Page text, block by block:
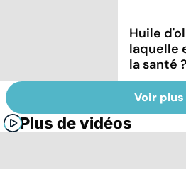
Huile
laquelle
la santé ?
Voir plus
Plus de vidéos